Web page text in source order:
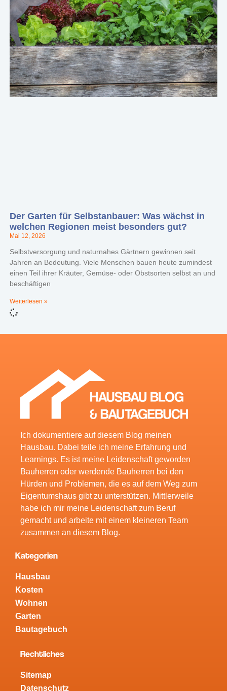
Der Garten für Selbstanbauer: Was wächst in
welchen Regionen meist besonders gut?
Mai 12, 2026
Selbstversorgung und naturnahes Gärtnern gewinnen seit
Jahren an Bedeutung. Viele Menschen bauen heute zumindest
einen Teil ihrer Kräuter, Gemüse- oder Obstsorten selbst an und
beschäftigen
Weiterlesen »
Ich dokumentiere auf diesem Blog meinen
Hausbau. Dabei teile ich meine Erfahrung und
Learnings. Es ist meine Leidenschaft geworden
Bauherren oder werdende Bauherren bei den
Hürden und Problemen, die es auf dem Weg zum
Eigentumshaus gibt zu unterstützen. Mittlerweile
habe ich mir meine Leidenschaft zum Beruf
gemacht und arbeite mit einem kleineren Team
zusammen an diesem Blog.
Kategorien
Hausbau
Kosten
Wohnen
Garten
Bautagebuch
Rechtliches
Sitemap
Datenschutz